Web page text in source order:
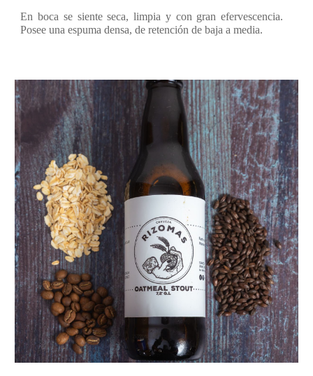
En boca se siente seca, limpia y con gran efervescencia.
Posee una espuma densa, de retención de baja a media.